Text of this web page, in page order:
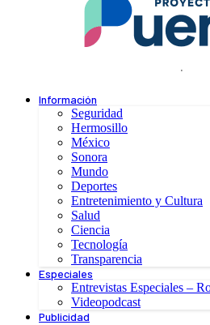
.
Información
Seguridad
Hermosillo
México
Sonora
Mundo
Deportes
Entretenimiento y Cultura
Salud
Ciencia
Tecnología
Transparencia
Especiales
Entrevistas Especiales –
Videopodcast
Publicidad